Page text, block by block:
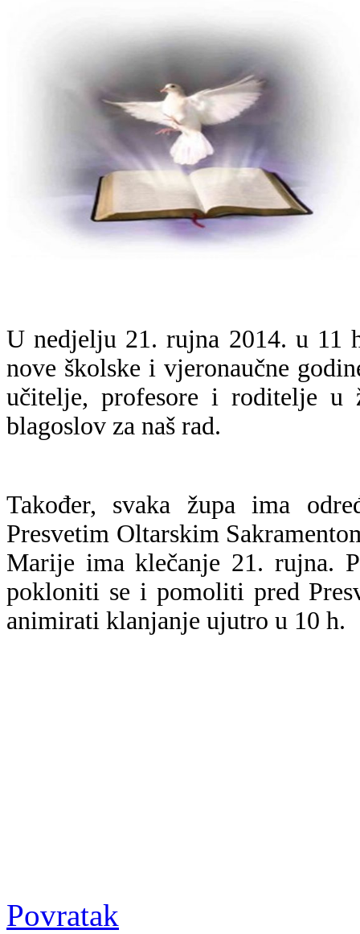
U nedjelju 21. rujna 2014. u 11
nove školske i vjeronaučne
učitelje, profesore i roditelje u
blagoslov za naš rad.
Također, svaka župa ima
Presvetim Oltarskim
Marije ima klečanje 21. rujna.
pokloniti se i pomoliti pred
animirati klanjanje ujutro u 10 h.
Povratak